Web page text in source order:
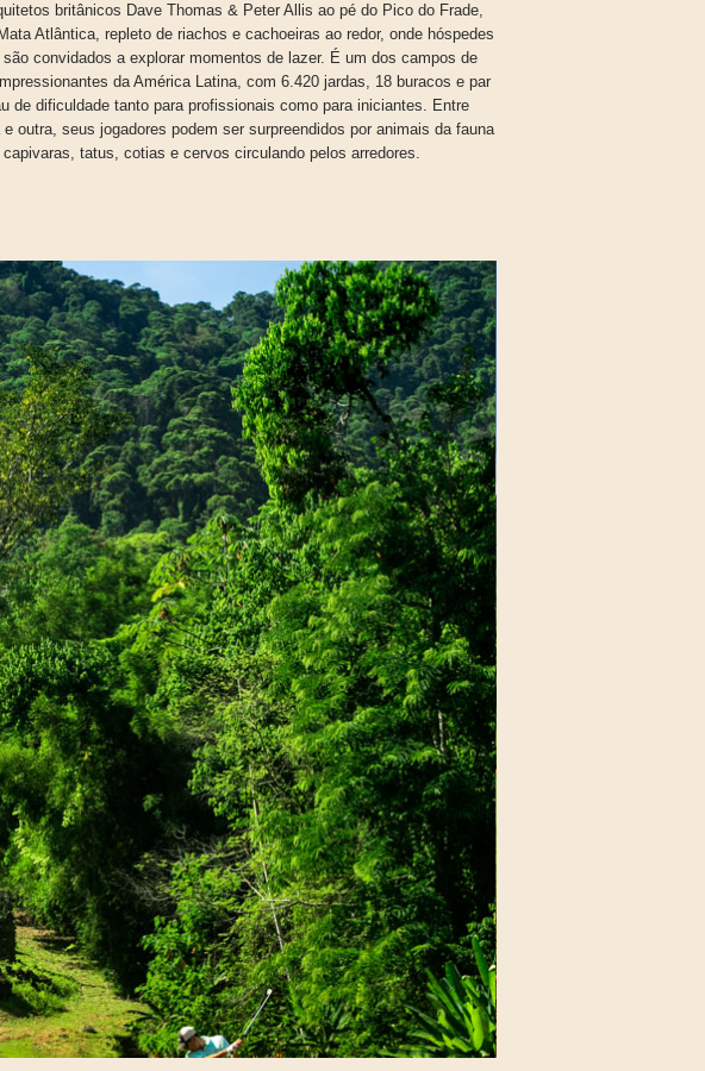
britânicos Dave Thomas & Peter Allis ao pé do Pico do Frade,
Atlântica, repleto de riachos e cachoeiras ao redor, onde hóspedes
convidados a explorar momentos de lazer. É um dos campos de
da América Latina, com 6.420 jardas, 18 buracos e par
de dificuldade tanto para profissionais como para iniciantes. Entre
outra, seus jogadores podem ser surpreendidos por animais da fauna
capivaras, tatus, cotias e cervos circulando pelos arredores.